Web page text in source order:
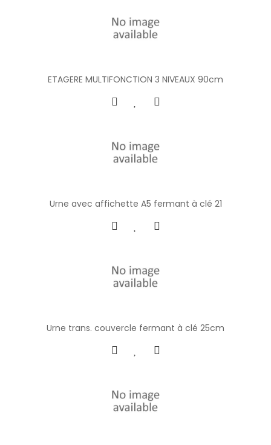
ETAGERE MULTIFONCTION 3 NIVEAUX 90cm
Urne avec affichette A5 fermant à clé 21
Urne trans. couvercle fermant à clé 25cm